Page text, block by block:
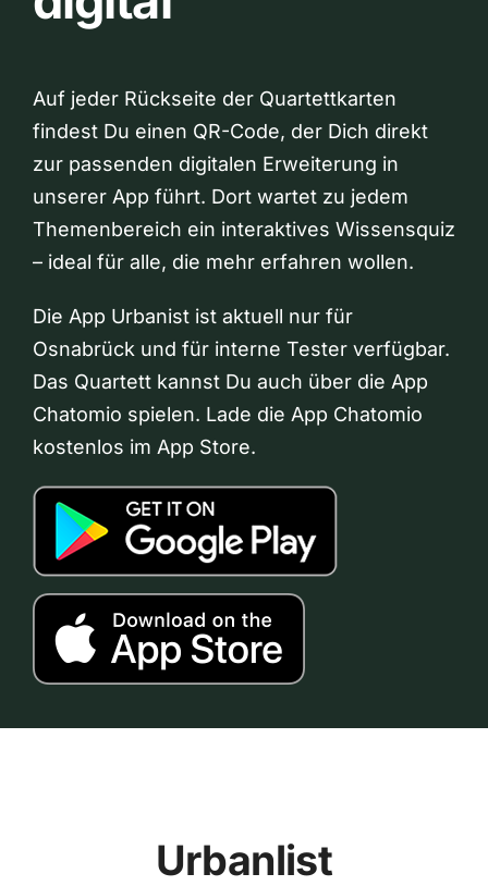
Auf jeder Rückseite der Quartettkarten
findest Du einen QR-Code, der Dich direkt
zur passenden digitalen Erweiterung in
unserer App führt. Dort wartet zu jedem
Themenbereich ein interaktives Wissensquiz
– ideal für alle, die mehr erfahren wollen.
Die App Urbanist ist aktuell nur für
Osnabrück und für interne Tester verfügbar.
Das Quartett kannst Du auch über die App
Chatomio spielen. Lade die App Chatomio
kostenlos im App Store.
Urbanlist